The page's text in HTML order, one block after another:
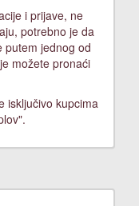
i prijave, ne
potrebno je da
putem jednog od
možete pronaći
isključivo kupcima